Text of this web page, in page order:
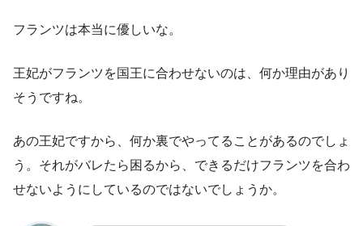
フランツは本当に優しいな。
王妃がフランツを国王に合わせないのは、何か理由があり
そうですね。
あの王妃ですから、何か裏でやってることがあるのでしょ
う。それがバレたら困るから、できるだけフランツを合わ
せないようにしているのではないでしょうか。